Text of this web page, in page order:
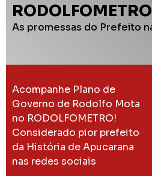
RODOLFOMETRO
As promessas do Prefeito
Acompanhe Plano de
Governo de Rodolfo Mota
no RODOLFOMETRO!
Considerado pior prefeito
da História de Apucarana
nas redes sociais